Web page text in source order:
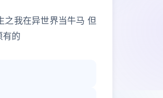
我在异世界当牛马 但
有的